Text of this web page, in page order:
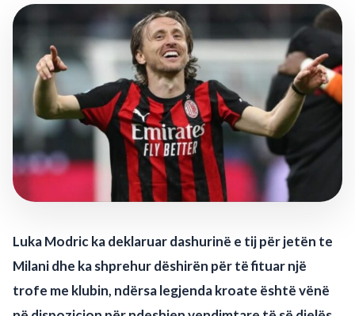
Luka Modric ka deklaruar dashurinë e tij për jetën te
Milani dhe ka shprehur dëshirën për të fituar një
trofe me klubin, ndërsa legjenda kroate është vënë